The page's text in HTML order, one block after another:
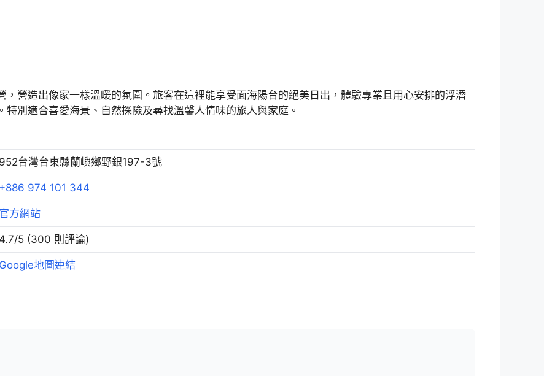
營造出像家一樣溫暖的氛圍。旅客在這裡能享受面海陽台的絕美日出，體驗專業且用心安排的浮潛
別適合喜愛海景、自然探險及尋找溫馨人情味的旅人與家庭。
952台灣台東縣蘭嶼鄉野銀197-3號
+886 974 101 344
官方網站
4.7/5 (300 則評論)
Google地圖連結